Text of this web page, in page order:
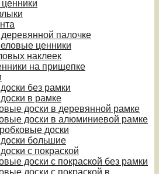
палочке
ценники
наклеек
на прищепке
без рамки
в рамке
доски в деревянной рамке
доски в алюминиевой рамке
доски
большие
с покраской
доски с покраской без рамки
доски с покраской в